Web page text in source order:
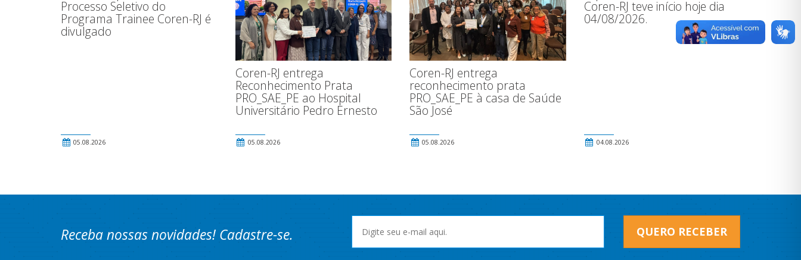
Processo Seletivo do
Programa Trainee Coren-RJ é
divulgado
05.08.2026
Coren-RJ entrega
Reconhecimento Prata
PRO_SAE_PE ao Hospital
Universitário Pedro Ernesto
05.08.2026
Coren-RJ entrega
reconhecimento prata
PRO_SAE_PE à casa de Saúde
São José
05.08.2026
Coren-RJ teve início hoje dia
04/08/2026.
04.08.2026
Receba nossas novidades! Cadastre-se. QUERO RECEBER